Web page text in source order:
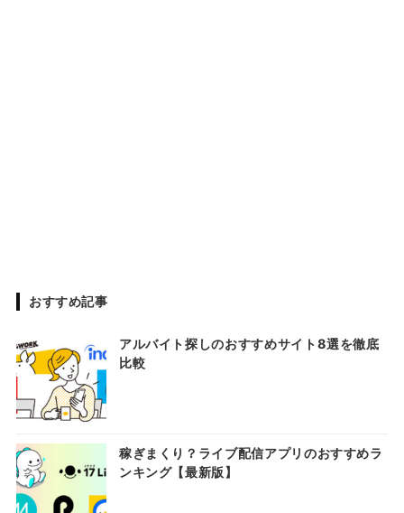
おすすめ記事
アルバイト探しのおすすめサイト8選を徹底
比較
稼ぎまくり？ライブ配信アプリのおすすめラ
ンキング【最新版】